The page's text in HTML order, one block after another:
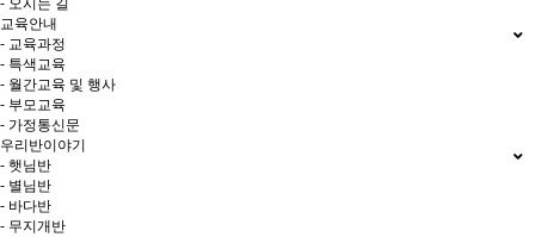
- 오시는 길
교육안내
- 교육과정
- 특색교육
- 월간교육 및 행사
- 부모교육
- 가정통신문
우리반이야기
- 햇님반
- 별님반
- 바다반
- 무지개반